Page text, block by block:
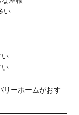
い
リーホームがおす